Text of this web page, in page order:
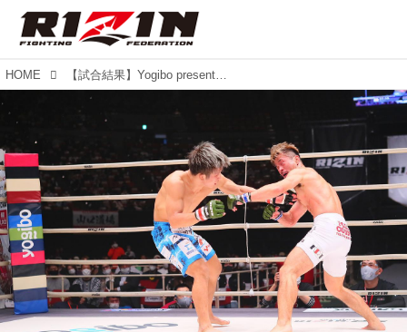
HOME 【試合結果】Yogibo presents RIZIN.25 第7試合／竿本樹生 vs. 北方大地